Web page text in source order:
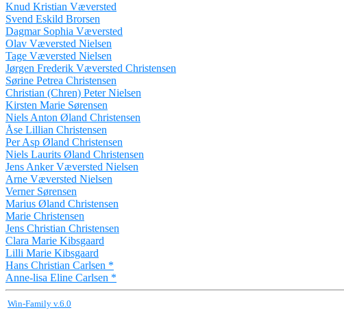
Knud Kristian Væversted
Svend Eskild Brorsen
Dagmar Sophia Væversted
Olav Væversted Nielsen
Tage Væversted Nielsen
Jørgen Frederik Væversted Christensen
Sørine Petrea Christensen
Christian (Chren) Peter Nielsen
Kirsten Marie Sørensen
Niels Anton Øland Christensen
Åse Lillian Christensen
Per Asp Øland Christensen
Niels Laurits Øland Christensen
Jens Anker Væversted Nielsen
Arne Væversted Nielsen
Verner Sørensen
Marius Øland Christensen
Marie Christensen
Jens Christian Christensen
Clara Marie Kibsgaard
Lilli Marie Kibsgaard
Hans Christian Carlsen *
Anne-lisa Eline Carlsen *
Win-Family v.6.0